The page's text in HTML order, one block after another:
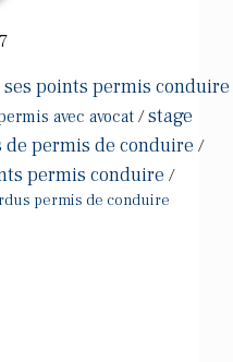
points permis conduire
avec avocat /stage
permis de conduire /
permis conduire /
permis de conduire